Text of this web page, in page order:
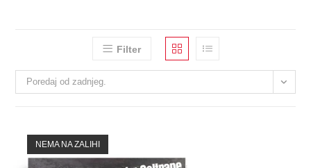
Filter
Poredaj od zadnjeg.
NEMA NA ZALIHI